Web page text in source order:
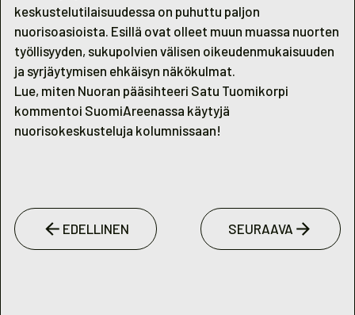
keskustelutilaisuudessa on puhuttu paljon
nuorisoasioista. Esillä ovat olleet muun muassa nuorten
työllisyyden, sukupolvien välisen oikeudenmukaisuuden
ja syrjäytymisen ehkäisyn näkökulmat.
Lue, miten Nuoran pääsihteeri Satu Tuomikorpi
kommentoi SuomiAreenassa käytyjä
nuorisokeskusteluja kolumnissaan!
EDELLINEN SEURAAVA